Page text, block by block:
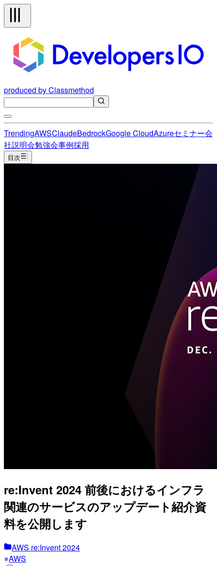
produced by Classmethod
TrendingAWSClaudeBedrockGoogle CloudAzureセミナー会
社説明会勉強会事例採用
目次
re:Invent 2024 前後におけるインフラ
関連のサービスのアップデート紹介資
料を公開します
AWS re:Invent 2024
AWS